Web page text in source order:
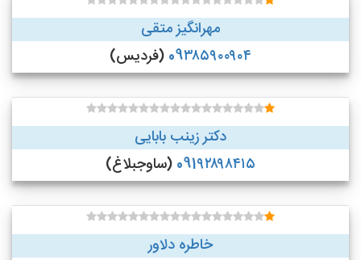
مهرانگیز متقی
09۳۸۵۹۰۰۹۰۴ (فردیس)
دکتر زینب بابایی
091۹۲۸۹۸۴۱۵ (ساوجبلاغ)
خاطره دلاور